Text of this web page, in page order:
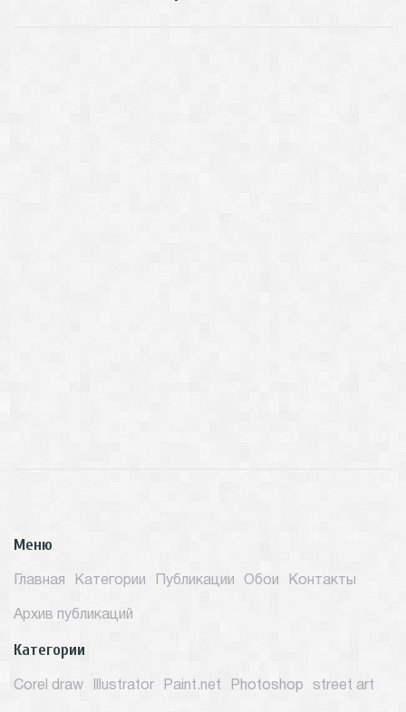
Меню
Главная Категории Публикации Обои Контакты
Архив публикаций
Категории
Corel draw Illustrator Paint.net Photoshop street art